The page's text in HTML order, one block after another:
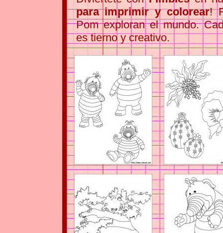
para imprimir y colorear!
Pom exploran el mundo.
es tierno y creativo.